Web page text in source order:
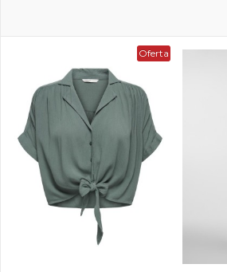
INFORMATII
CONTACT
Oferta